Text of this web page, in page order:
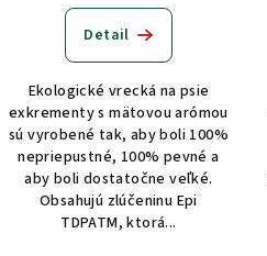
Detail
Ekologické vrecká na psie
exkrementy s mätovou arómou
sú vyrobené tak, aby boli 100%
nepriepustné, 100% pevné a
aby boli dostatočne veľké.
Obsahujú zlúčeninu Epi
TDPATM, ktorá...